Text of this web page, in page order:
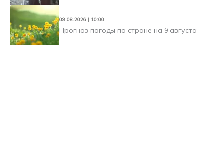
09.08.2026 | 10:00
Прогноз погоды по стране на 9 августа